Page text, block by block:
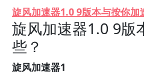
旋风加速器1.0 9版本与按你加
旋风加速器1.0 9版
些？
旋风加速器1